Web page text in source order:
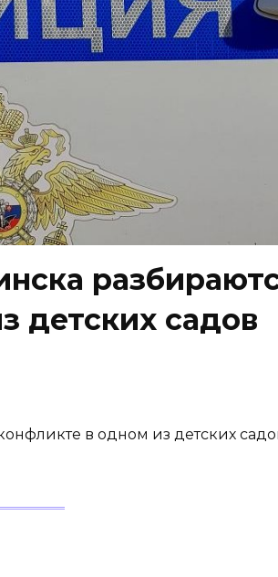
детских садов
в одном из детских